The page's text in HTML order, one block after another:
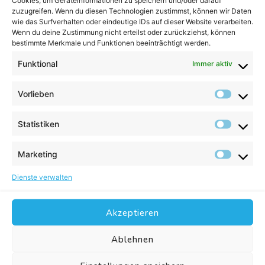
zuzugreifen. Wenn du diesen Technologien zustimmst, können wir Daten
wie das Surfverhalten oder eindeutige IDs auf dieser Website verarbeiten.
Wenn du deine Zustimmung nicht erteilst oder zurückziehst, können
bestimmte Merkmale und Funktionen beeinträchtigt werden.
Funktional Immer aktiv
Vorlieben
Statistiken
Marketing
Dienste verwalten
Akzeptieren
Ablehnen
lassen sich genau auswerten
Für wen eignet sich ein E-
Commerce Shop?
Onlineshop
ist für viele Geschäftsmodelle sinnvoll.
Händler, die Produkte online verkaufen möchten
Dienstleister
, die digitale Produkte oder Buchungen
Start-ups und wachsende Unternehmen
Vertriebswege aufbauen möchten
Welche Systeme werden für
E-Commerce Shops genutzt?